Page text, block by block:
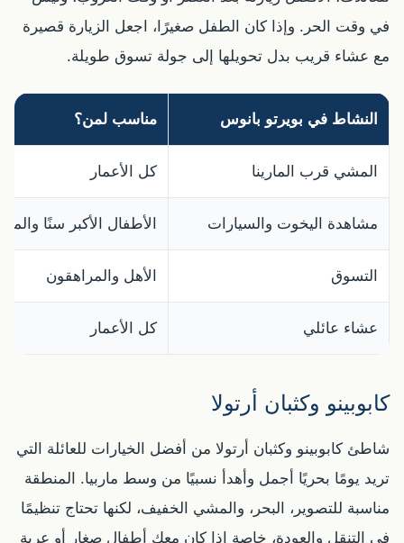
في وقت الحر. وإذا كان الطفل صغيرًا، اجعل الزيارة قصيرة
مع عشاء قريب بدل تحويلها إلى جولة تسوق طويلة.
النشاط في بويرتو بانوس مناسب لمن؟
المشي قرب المارينا كل الأعمار
مشاهدة اليخوت والسيارات الأطفال الأكبر سنًا
التسوق الأهل والمراهقون
عشاء عائلي كل الأعمار
كابوبينو وكثبان أرتولا
شاطئ كابوبينو وكثبان أرتولا من أفضل الخيارات للعائلة التي
تريد يومًا بحريًا أجمل وأهدأ نسبيًا من وسط ماربيا. المنطقة
مناسبة للتصوير، البحر، والمشي الخفيف، لكنها تحتاج تنظيمًا
في التنقل والعودة، خاصة إذا كان معك أطفال صغار أو عربة